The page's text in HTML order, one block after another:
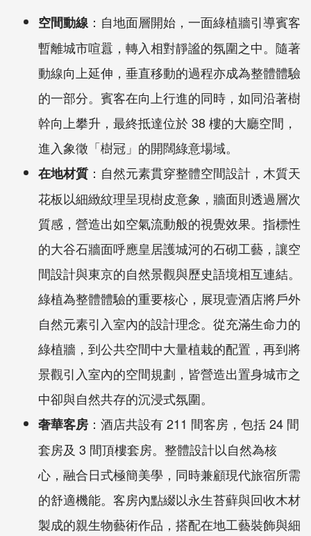
空間動線 ：自地面層開始，一面綠植牆引導賓客
暫離城市喧囂，轉入相對靜謐的氛圍之中。隨著
動線向上延伸，垂直移動的過程亦成為整體體驗
的一部分。賓客在向上行進的同時，如同沿著樹
幹向上攀升，最終抵達位於38樓的大廳空間，
進入象徵「樹冠」的開闊綠意場域。
在地材質 ：自然元素貫穿整體空間設計，木質天
花板以細緻紋理呈現樹皮意象，牆面則透過層次
質感，營造出如空氣流動般的視覺效果。指標性
的大谷石牆面呼應皇居護城河的石砌工藝，讓空
間設計與東京的自然景觀與歷史語境相互連結。
綠植為整體體驗的重要核心，展現壹酒店將戶外
自然元素引入室內的設計理念。從充滿生命力的
綠植牆，到公共空間中大量植栽的配置，再到將
景觀引入室內的空間規劃，皆營造出置身城市之
中卻與自然共存的沉浸式氛圍。
奢華客房 ：酒店共設有211 間客房，包括24 間
套房及 3 間頂樓套房。整體設計以自然為核
心，融合日式極簡美學，同時兼顧現代旅宿所需
的舒適機能。客房內點綴以永生苔蘚與回收木材
製成的親生物藝術作品，搭配在地工藝裝飾與細